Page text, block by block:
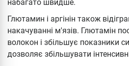
набагато швидше.
Глютамин і аргінін також
накачуванні м'язів. Глютамін
волокон і збільшує показники
дозволяє збільшувати